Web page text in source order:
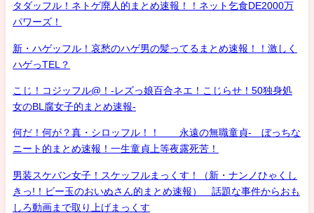
タダッフル！ネトゲ廃人的まとめ速報！！ネット乞食DE2000万
パワーズ！
新・ハゲッフル！哀愁のハゲ男の髪ってるまとめ速報！！激しく
ハゲっTEL？
こじ！コジッフル@！-レズっ娘百合ネエ！こじらせ！50独身処
女のBL腐女子的まとめ速報-
何だ！何が？真・シロッフル！！ 永遠の無職童貞- ぼっちな
ニート的まとめ速報！一生童貞上等夜露死苦！
男装スケバン女子！スケッフルまっくす！（新・ナンノひゃくし
きっ!！ビー玉のおいぬさん的まとめ速報） 話題な事件からおも
しろ動画まで取り上げまっくす